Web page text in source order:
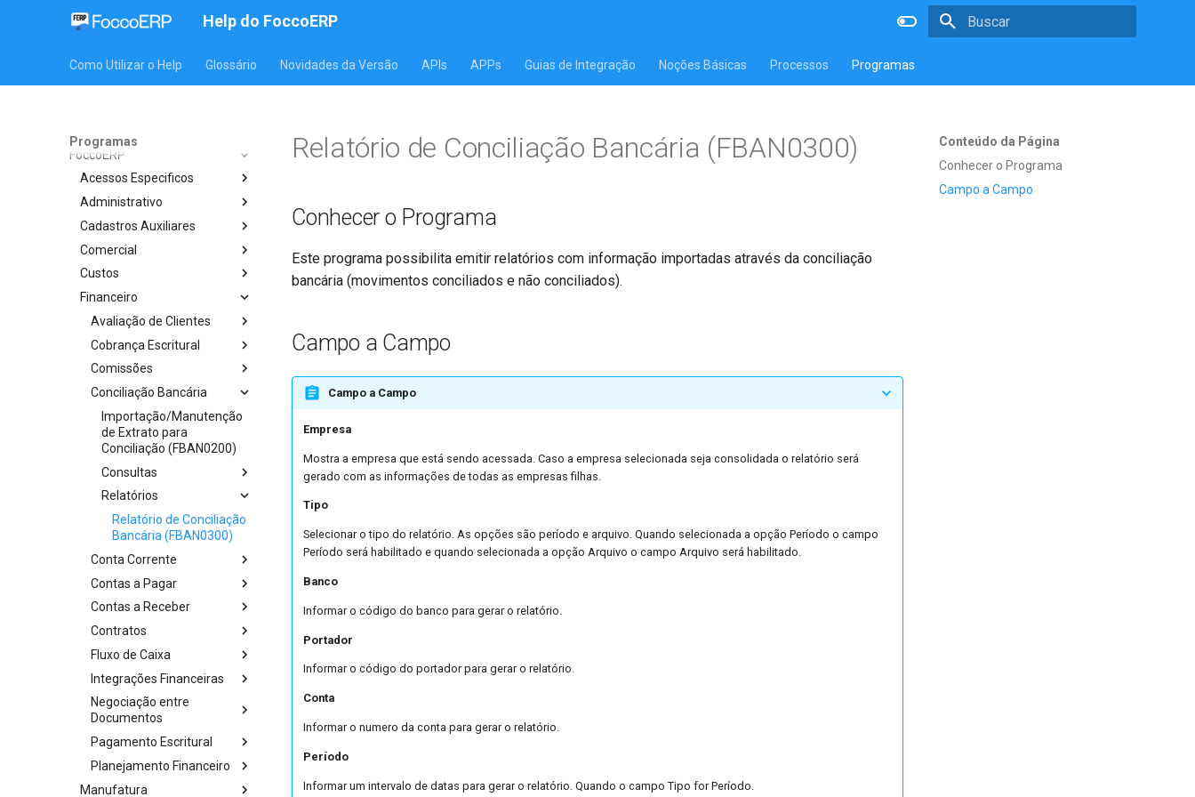
Help do FoccoERP
Como Utilizar o Help Glossário Novidades da Versão APIs APPs Guias de Integração Noções Básicas Processos Programas
Programas
E commerce
FoccoCIOT
FoccoCRM
FoccoERP
Acessos Especificos
Administrativo
Cadastros Auxiliares
Comercial
Custos
Financeiro
Avaliação de Clientes
Cobrança Escritural
Comissões
Conciliação Bancária
Importação/Manutenção
de Extrato para
Conciliação (FBAN0200)
Consultas
Relatórios
Relatório de Conciliação
Bancária (FBAN0300)
Conta Corrente
Contas a Pagar
Contas a Receber
Contratos
Fluxo de Caixa
Integrações Financeiras
Negociação entre
Documentos
Pagamento Escritural
Planejamento Financeiro
Manufatura
Conteúdo da Página
Conhecer o Programa
Campo a Campo
Relatório de Conciliação Bancária (FBAN0300)
Conhecer o Programa
Este programa possibilita emitir relatórios com informação importadas através da conciliação
bancária (movimentos conciliados e não conciliados).
Campo a Campo
Campo a Campo
Empresa
Mostra a empresa que está sendo acessada. Caso a empresa selecionada seja consolidada o relatório será
gerado com as informações de todas as empresas filhas.
Tipo
Selecionar o tipo do relatório. As opções são período e arquivo. Quando selecionada a opção Período o campo
Período será habilitado e quando selecionada a opção Arquivo o campo Arquivo será habilitado.
Banco
Informar o código do banco para gerar o relatório.
Portador
Informar o código do portador para gerar o relatório.
Conta
Informar o numero da conta para gerar o relatório.
Período
Informar um intervalo de datas para gerar o relatório. Quando o campo Tipo for Período.